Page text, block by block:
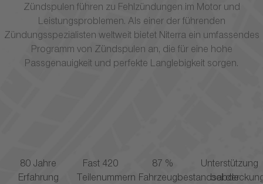
Zündspulen führen zu Fehlzündungen im Motor und
Leistungsproblemen. Als einer der führenden
Zündungsspezialisten weltweit bietet Niterra ein umfassendes
Programm von Zündspulen an, die für eine hohe
Passgenauigkeit und perfekte Langlebigkeit sorgen.
80 Jahre
Erfahrung
Fast 420
Teilenummern
87 %
Unterstützung
bei der